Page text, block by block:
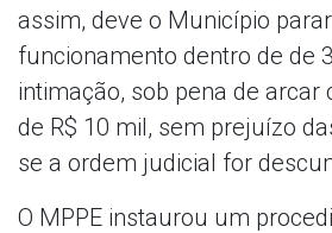
assim, deve o Município
funcionamento dentro de de
intimação, sob pena de arcar
de R$ 10 mil, sem prejuízo
se a ordem judicial for
O MPPE instaurou um